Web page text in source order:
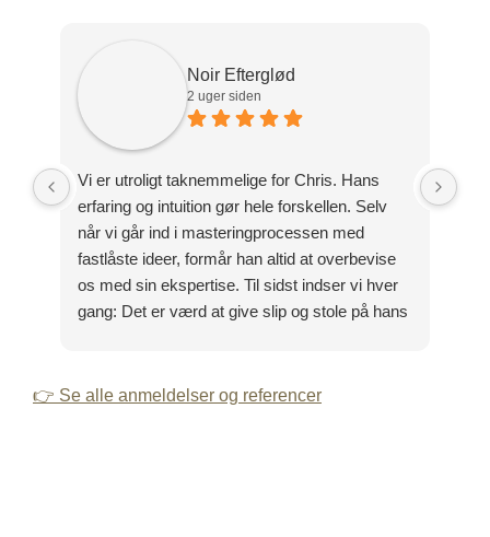
Noir Efterglød
2 uger siden
Vi er utroligt taknemmelige for Chris. Hans
erfaring og intuition gør hele forskellen. Selv
når vi går ind i masteringprocessen med
fastlåste ideer, formår han altid at overbevise
os med sin ekspertise. Til sidst indser vi hver
gang: Det er værd at give slip og stole på hans
👉 Se alle anmeldelser og referencer